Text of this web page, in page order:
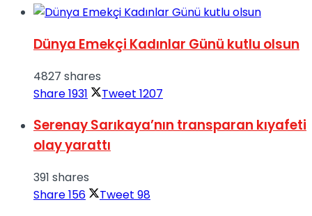
Dünya Emekçi Kadınlar Günü kutlu olsun
4827 shares
Share1931 Tweet 1207
Serenay Sarıkaya’nın transparan kıyafeti
olay yarattı
391 shares
Share156 Tweet 98